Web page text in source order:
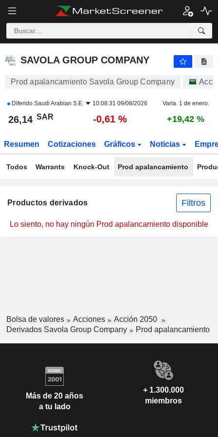
SAVOLA GROUP COMPANY
SAVOLA GROUP COMPANY
Prod apalancamiento Savola Group Company
Diferido Saudi Arabian S.E. 10:08:31 09/08/2026 Varia. 1 de enero.
26,14 SAR -0,61 % +19,42 %
Resumen Cotizaciones Gráficos Noticias
Todos Warrants Knock-Out Prod apalancamiento
Productos derivados Filtros
Lo siento, no hay ningún Prod apalancamiento disponible
Bolsa de valores Acciones
Acción 2050
Derivados Savola Group Company
Prod apalancamiento
Más de 20 años
a tu lado
+ 1.300.000
miembros